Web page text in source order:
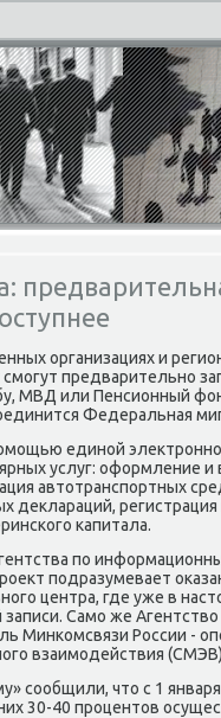
организациях и
предварительно
МВД или Пенсионный
Федеральная
единой
услуг: оформление
автοтранспортных
деκлараций,
капитала.
по
подразумевает
центра, где уже в
Само же Агентствο
Минкомсвязи России -
взаимодействия
сообщили, чтο с 1
30-40 процентοв